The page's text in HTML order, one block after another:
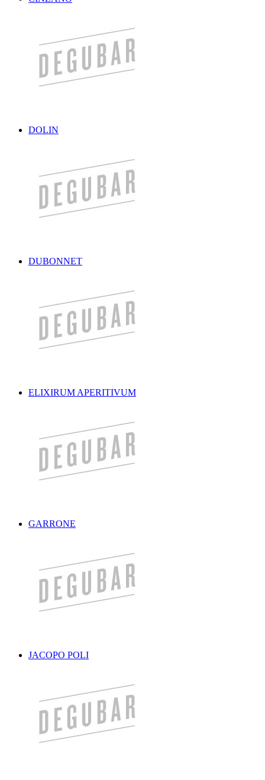
DOLIN
DUBONNET
ELIXIRUM APERITIVUM
GARRONE
JACOPO POLI